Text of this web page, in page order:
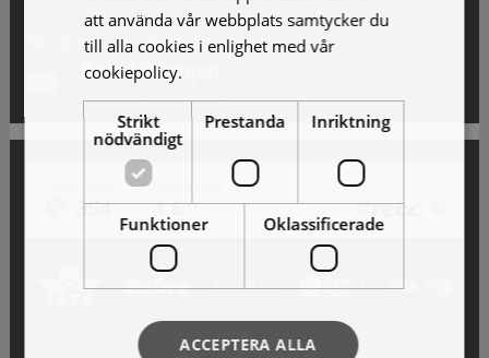
Skicka en reseförfrågan
Reseförfrågan
att använda vår webbplats samtycker du
till alla cookies i enlighet med vår
cookiepolicy.
Strikt
nödvändigt
Prestanda Inriktning
Funktioner Oklassificerade
ACCEPTERA ALLA